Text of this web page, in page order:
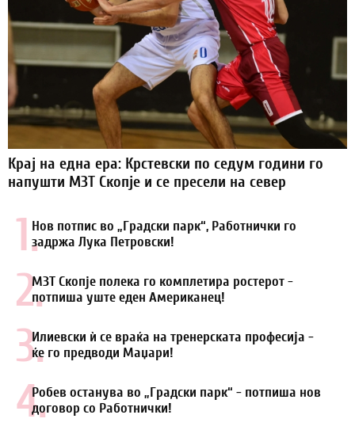
Крај на една ера: Крстевски по седум години го
напушти МЗТ Скопје и се пресели на север
1.Нов потпис во „Градски парк“, Работнички го
задржа Лука Петровски!
2.МЗТ Скопје полека го комплетира ростерот -
потпиша уште еден Американец!
3.Илиевски ѝ се враќа на тренерската професија -
ќе го предводи Маџари!
4.Робев останува во „Градски парк“ - потпиша нов
договор со Работнички!